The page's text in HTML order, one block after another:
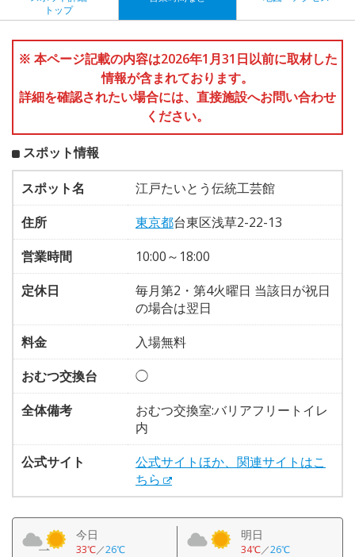
トップ
※ 本ページ記載の内容は2026年1月31日以前に取材した
情報が含まれております。
詳細を確認されたい場合には、直接施設へお問い合わせ
ください。
スポット情報
スポット名
江戸たいとう伝統工芸館
住所
東京都台東区浅草2-22-13
営業時間
10:00～18:00
定休日
毎月第2・第4火曜日 当該日が祝日
の場合は翌日
料金
入場無料
おむつ交換台
◯
全体備考
おむつ交換室:バリアフリートイレ
内
公式サイト
公式サイトほか、関連サイトはこ
ちら
今日
33℃／26℃
明日
34℃／26℃